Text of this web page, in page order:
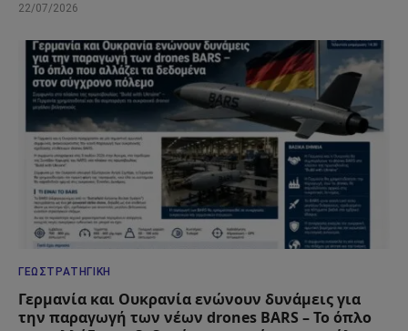
22/07/2026
ΓΕΩΣΤΡΑΤΗΓΙΚΉ
Γερμανία και Ουκρανία ενώνουν δυνάμεις για
την παραγωγή των νέων drones BARS – Το όπλο